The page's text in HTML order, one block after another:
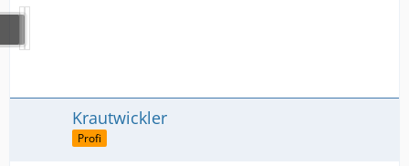
Krautwickler
Profi